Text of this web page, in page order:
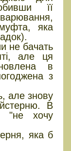
її
яка
не бачать
але ця
в
з
але знову
В
"не хочу
яка б